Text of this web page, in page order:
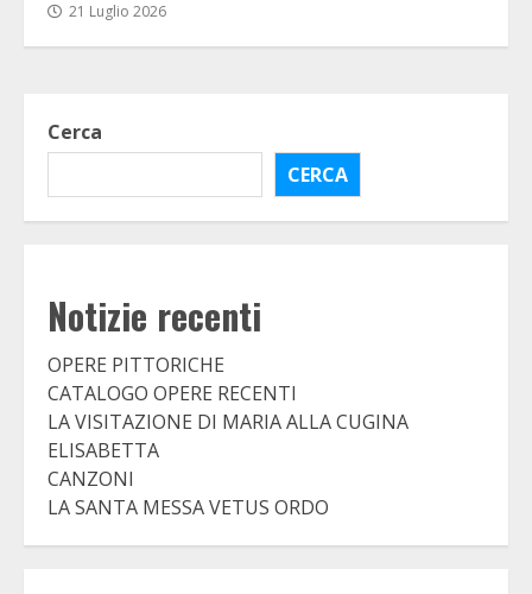
21 Luglio 2026
Cerca
CERCA
Notizie recenti
OPERE PITTORICHE
CATALOGO OPERE RECENTI
LA VISITAZIONE DI MARIA ALLA CUGINA
ELISABETTA
CANZONI
LA SANTA MESSA VETUS ORDO